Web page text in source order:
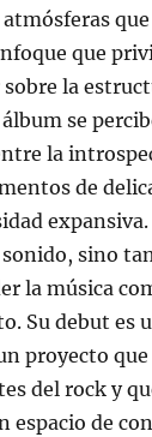
que
la
se
la
de
expansiva.
sino
la música
Su debut es
proyecto que
del rock y
espacio de